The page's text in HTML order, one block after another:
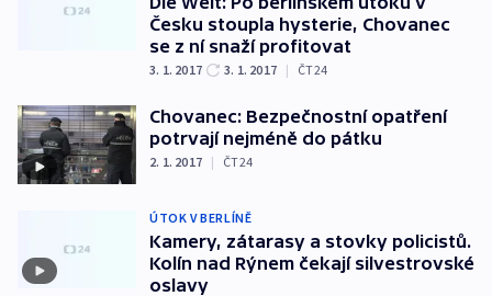
Česku stoupla hysterie, Chovanec
se z ní snaží profitovat
3. 1. 2017 3. 1. 2017 | ČT24
Chovanec: Bezpečnostní opatření
potrvají nejméně do pátku
2. 1. 2017 | ČT24
ÚTOK V BERLÍNĚ
Kamery, zátarasy a stovky policistů.
Kolín nad Rýnem čekají silvestrovské
oslavy